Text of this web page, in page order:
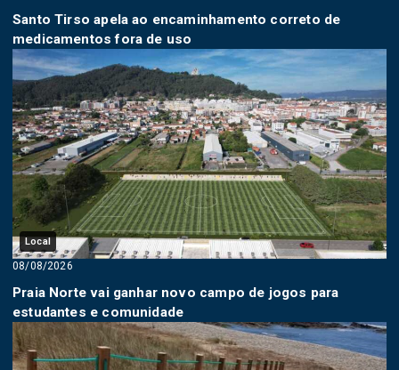
Santo Tirso apela ao encaminhamento correto de
medicamentos fora de uso
Local
08/08/2026
Praia Norte vai ganhar novo campo de jogos para
estudantes e comunidade